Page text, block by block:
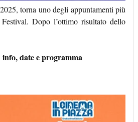
torna uno degli appuntamenti più
Dopo l’ottimo risultato dello
date e programma